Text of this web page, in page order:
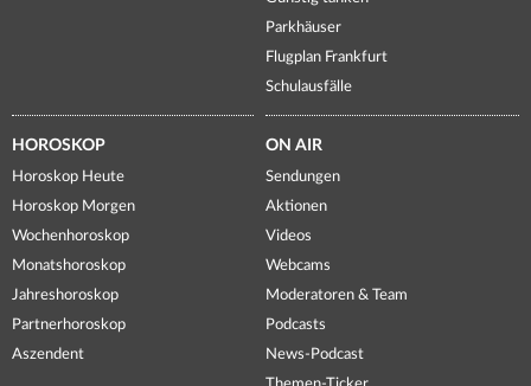
Parkhäuser
Flugplan Frankfurt
Schulausfälle
HOROSKOP
Horoskop Heute
Horoskop Morgen
Wochenhoroskop
Monatshoroskop
Jahreshoroskop
Partnerhoroskop
Aszendent
ON AIR
Sendungen
Aktionen
Videos
Webcams
Moderatoren & Team
Podcasts
News-Podcast